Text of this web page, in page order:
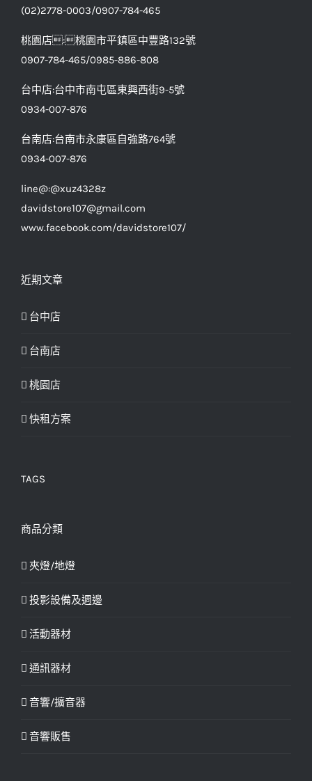
(02)2778-0003/0907-784-465
桃園店:桃園市平鎮區中豐路132號
0907-784-465/0985-886-808
台中店:台中市南屯區東興西街9-5號
0934-007-876
台南店:台南市永康區自強路764號
0934-007-876
line@:@xuz4328z
davidstore107@gmail.com
www.facebook.com/davidstore107/
近期文章
台中店
台南店
桃園店
快租方案
TAGS
商品分類
夾燈/地燈
投影設備及週邊
活動器材
通訊器材
音響/擴音器
音響販售